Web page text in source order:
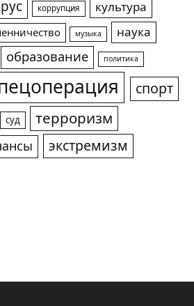
коррупция
культура
музыка
наука
образование политика
спорт
суд терроризм
экстремизм